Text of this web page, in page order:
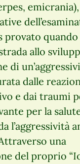
provato quando
strada allo
di
dalle
e dai traumi
per la
l’aggressività
una
del proprio